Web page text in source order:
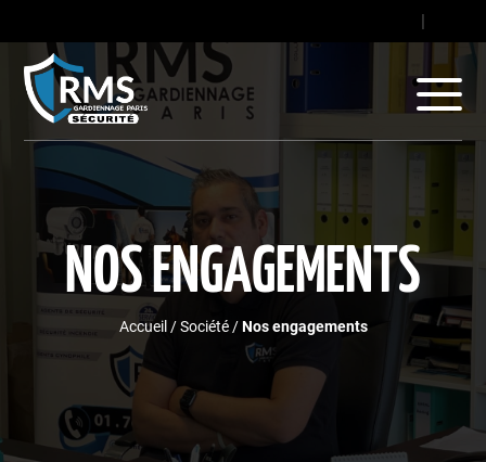
|
NOS ENGAGEMENTS
Accueil /Société/Nos engagements